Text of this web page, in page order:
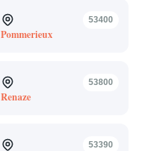
53400
Pommerieux
53800
Renaze
53390